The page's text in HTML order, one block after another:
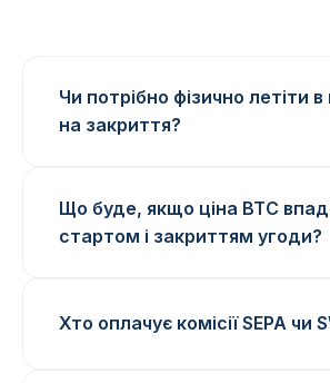
Чи потрібно фізично летіти в
на закриття?
Що буде, якщо ціна BTC
стартом і закриттям угоди?
Хто оплачує комісії SEPA чи